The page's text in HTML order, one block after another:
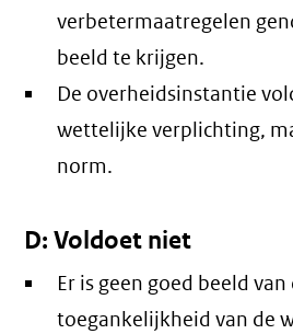
verbetermaatregelen
beeld te krijgen.
De overheidsinstantie
wettelijke verplichting,
norm.
D: Voldoet niet
Er is geen goed beeld van
toegankelijkheid van de